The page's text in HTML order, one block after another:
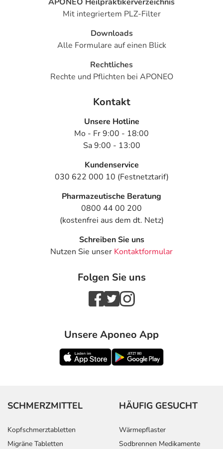
Mit integriertem PLZ-Filter
Downloads
Alle Formulare auf einen Blick
Rechtliches
Rechte und Pflichten bei APONEO
Kontakt
Unsere Hotline
Mo - Fr 9:00 - 18:00
Sa 9:00 - 13:00
Kundenservice
030 622 000 10 (Festnetztarif)
Pharmazeutische Beratung
0800 44 00 200
(kostenfrei aus dem dt. Netz)
Schreiben Sie uns
Nutzen Sie unser Kontaktformular
Folgen Sie uns
Unsere Aponeo App
SCHMERZMITTEL
Kopfschmerztabletten
Migräne Tabletten
HÄUFIG GESUCHT
Wärmepflaster
Sodbrennen Medikamente